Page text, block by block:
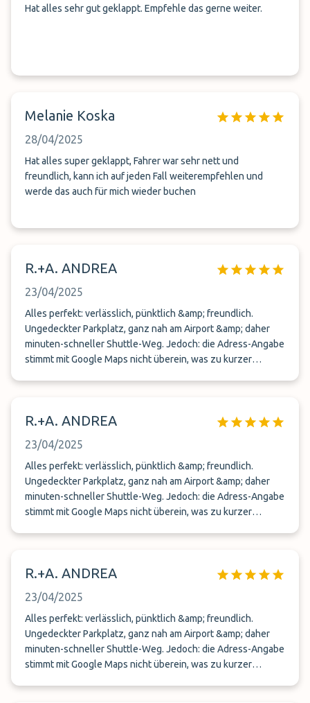
Hat alles sehr gut geklappt. Empfehle das gerne weiter.
Melanie Koska
28/04/2025
Hat alles super geklappt, Fahrer war sehr nett und
freundlich, kann ich auf jeden Fall weiterempfehlen und
werde das auch für mich wieder buchen
R.+A. ANDREA
23/04/2025
Alles perfekt: verlässlich, pünktlich &amp; freundlich.
Ungedeckter Parkplatz, ganz nah am Airport &amp; daher
minuten-schneller Shuttle-Weg. Jedoch: die Adress-Angabe
stimmt mit Google Maps nicht überein, was zu kurzer
R.+A. ANDREA
23/04/2025
Alles perfekt: verlässlich, pünktlich &amp; freundlich.
Ungedeckter Parkplatz, ganz nah am Airport &amp; daher
minuten-schneller Shuttle-Weg. Jedoch: die Adress-Angabe
stimmt mit Google Maps nicht überein, was zu kurzer
R.+A. ANDREA
23/04/2025
Alles perfekt: verlässlich, pünktlich &amp; freundlich.
Ungedeckter Parkplatz, ganz nah am Airport &amp; daher
minuten-schneller Shuttle-Weg. Jedoch: die Adress-Angabe
stimmt mit Google Maps nicht überein, was zu kurzer